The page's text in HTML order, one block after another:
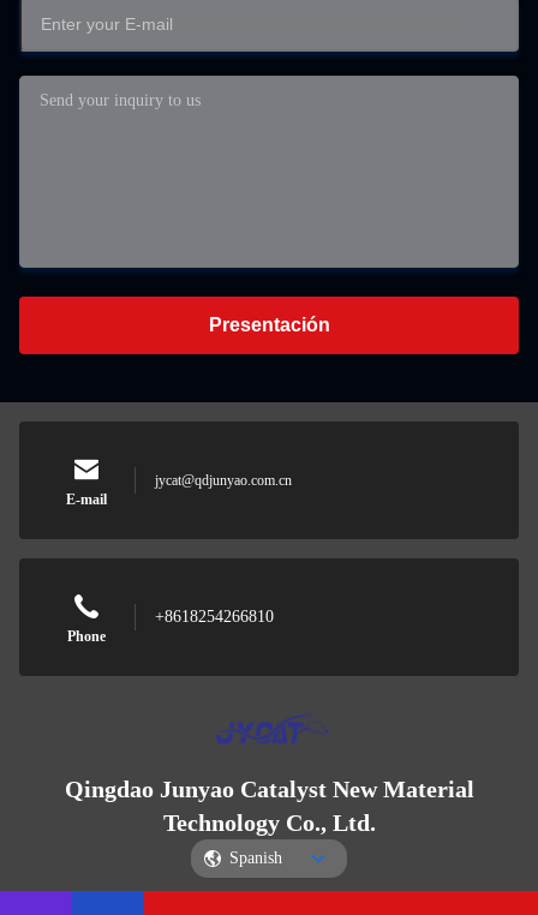
Presentación
E-mail
jycat@qdjunyao.com.cn
Phone
+8618254266810
Qingdao Junyao Catalyst New Material
Technology Co., Ltd.
Spanish